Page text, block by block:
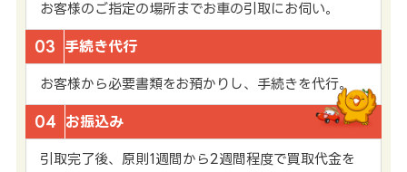
お客様のご指定の場所までお車の引取にお伺い。
03 手続き代行
お客様から必要書類をお預かりし、手続きを代行。
04 お振込み
引取完了後、原則1週間から2週間程度で買取代金を